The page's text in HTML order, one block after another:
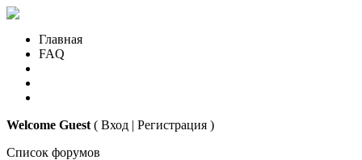
Главная
FAQ
Welcome Guest ( Вход | Регистрация )
Список форумов